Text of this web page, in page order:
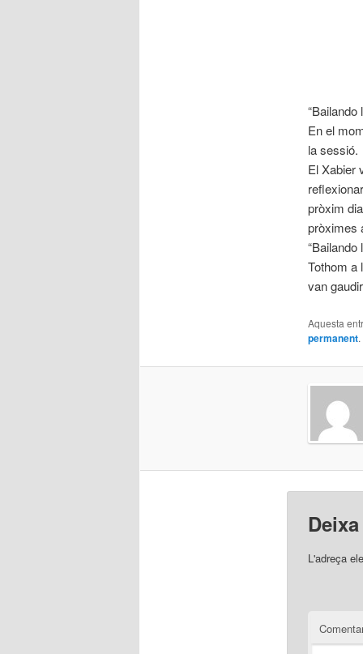
“Bailando
En el
la sessió.
El Xabier
pròxim
pròximes
Tothom a
van
Aquesta
permanent.
L'adreça